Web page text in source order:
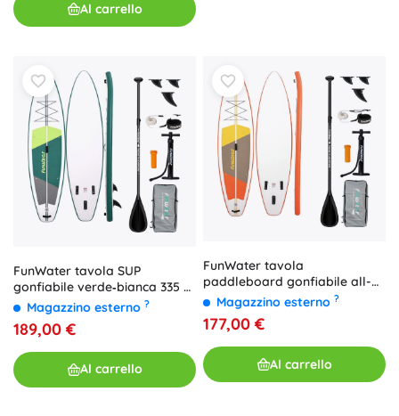
Al carrello
FunWater tavola SUP
gonfiabile verde‑bianca 335 ×
84 × 15 cm
Magazzino esterno ?
189,00 €
Al carrello
FunWater tavola
paddleboard gonfiabile all-
round 335 × 84 × 15 cm,
arancione‑bianco
Magazzino esterno ?
177,00 €
Al carrello